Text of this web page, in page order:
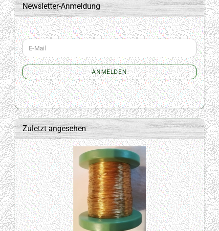
Newsletter-Anmeldung
WEITER
ZUR
NEWSLETTER-
ANMELDUNG
E-
Mail
ANMELDEN
Zuletzt angesehen